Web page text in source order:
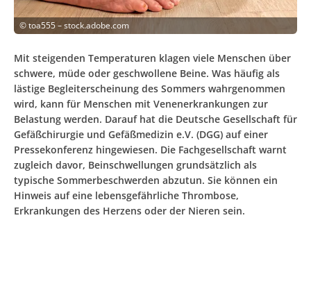
©toa555 – stock.adobe.com
Mit steigenden Temperaturen klagen viele Menschen über
schwere, müde oder geschwollene Beine. Was häufig als
lästige Begleiterscheinung des Sommers wahrgenommen
wird, kann für Menschen mit Venenerkrankungen zur
Belastung werden. Darauf hat die Deutsche Gesellschaft für
Gefäßchirurgie und Gefäßmedizin e.V. (DGG) auf einer
Pressekonferenz hingewiesen. Die Fachgesellschaft warnt
zugleich davor, Beinschwellungen grundsätzlich als
typische Sommerbeschwerden abzutun. Sie können ein
Hinweis auf eine lebensgefährliche Thrombose,
Erkrankungen des Herzens oder der Nieren sein.